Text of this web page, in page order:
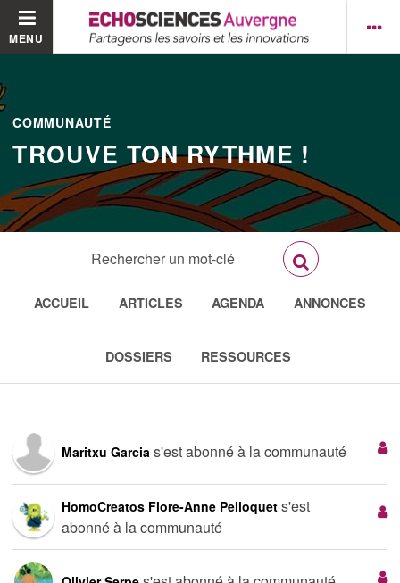
MENU
COMMUNAUTÉ
TROUVE TON RYTHME !
ACCUEIL ARTICLES AGENDA ANNONCES
DOSSIERS RESSOURCES
Maritxu Garcia s'est abonné à la communauté
HomoCreatos Flore-Anne Pelloquet s'est
abonné à la communauté